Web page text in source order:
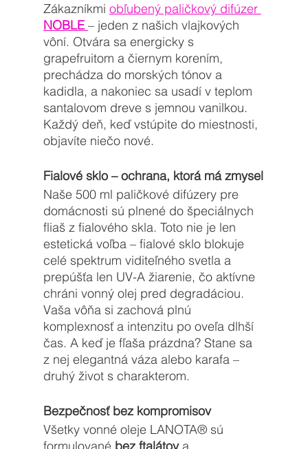
Zákazníkmi obľubený paličkový difúzer
NOBLE – jeden z našich vlajkových
vôní. Otvára sa energicky s
grapefruitom a čiernym korením,
prechádza do morských tónov a
kadidla, a nakoniec sa usadí v teplom
santalovom dreve s jemnou vanilkou.
Každý deň, keď vstúpite do miestnosti,
objavíte niečo nové.
Fialové sklo – ochrana, ktorá má zmysel
Naše 500 ml paličkové difúzery pre
domácnosti sú plnené do špeciálnych
fliaš z fialového skla. Toto nie je len
estetická voľba – fialové sklo blokuje
celé spektrum viditeľného svetla a
prepúšťa len UV-A žiarenie, čo aktívne
chráni vonný olej pred degradáciou.
Vaša vôňa si zachová plnú
komplexnosť a intenzitu po oveľa dlhší
čas. A keď je fľaša prázdna? Stane sa
z nej elegantná váza alebo karafa –
druhý život s charakterom.
Bezpečnosť bez kompromisov
Všetky vonné oleje LANOTA® sú